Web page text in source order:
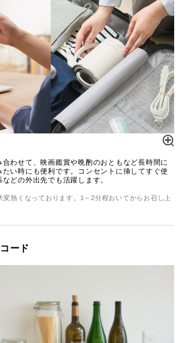
わせて、映画鑑賞や晩酌のおともなど長時間に
い時にも便利です。コンセントに挿してすぐ使
どの外出先でも活躍します。
熱くなっております。1～2分程おいてからお召し上
ード